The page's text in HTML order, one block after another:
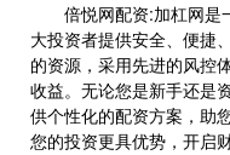
倍悦网配资:加杠网是
大投资者提供安全、便捷
的资源，采用先进的风控
收益。无论您是新手还是
供个性化的配资方案，助
您的投资更具优势，开启